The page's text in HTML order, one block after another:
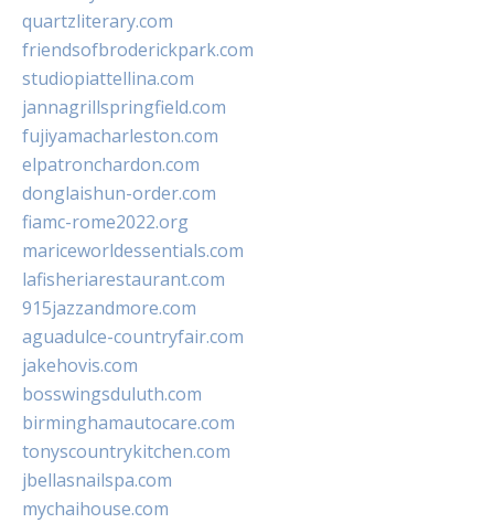
quartzliterary.com
friendsofbroderickpark.com
studiopiattellina.com
jannagrillspringfield.com
fujiyamacharleston.com
elpatronchardon.com
donglaishun-order.com
fiamc-rome2022.org
mariceworldessentials.com
lafisheriarestaurant.com
915jazzandmore.com
aguadulce-countryfair.com
jakehovis.com
bosswingsduluth.com
birminghamautocare.com
tonyscountrykitchen.com
jbellasnailspa.com
mychaihouse.com